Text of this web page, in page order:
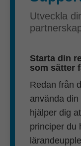
Utveckla
Starta din
som sätter
Redan från
använda
hjälper dig
principer du